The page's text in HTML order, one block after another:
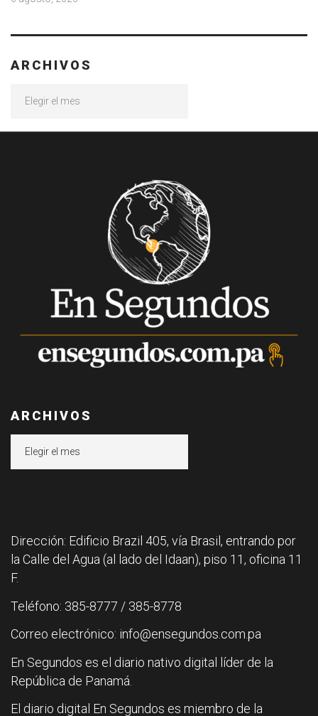
ARCHIVOS
ARCHIVOS
Dirección: Edificio Brazil 405, vía Brasil, entrando por
la Calle del Agua (al lado del Idaan), piso 11, oficina 11
F.
Teléfono: 385-8777 / 385-8778
Correo electrónico: info@ensegundos.com.pa
En Segundos es el diario nativo digital líder de la
República de Panamá.
El diario digital En Segundos es miembro de la